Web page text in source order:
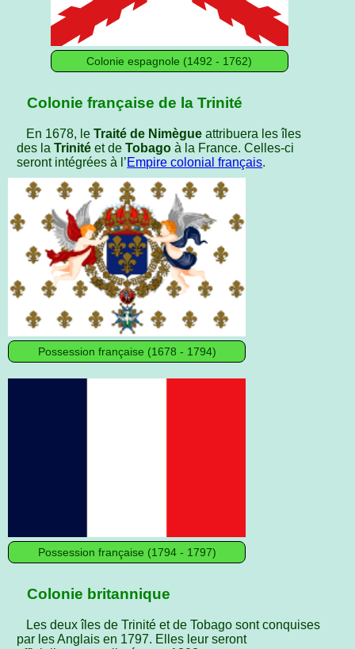
Colonie espagnole (1492 - 1762)
Colonie française de la Trinité
En 1678, le Traité de Nimègueattribuera les îles
des laTrinité et deTobago à la France. Celles-ci
seront intégrées à l’Empire colonial français.
Possession française (1678 - 1794)
Possession française (1794 - 1797)
Colonie britannique
Les deux îles de Trinité et de Tobago sont conquises
par les Anglais en 1797. Elles leur seront